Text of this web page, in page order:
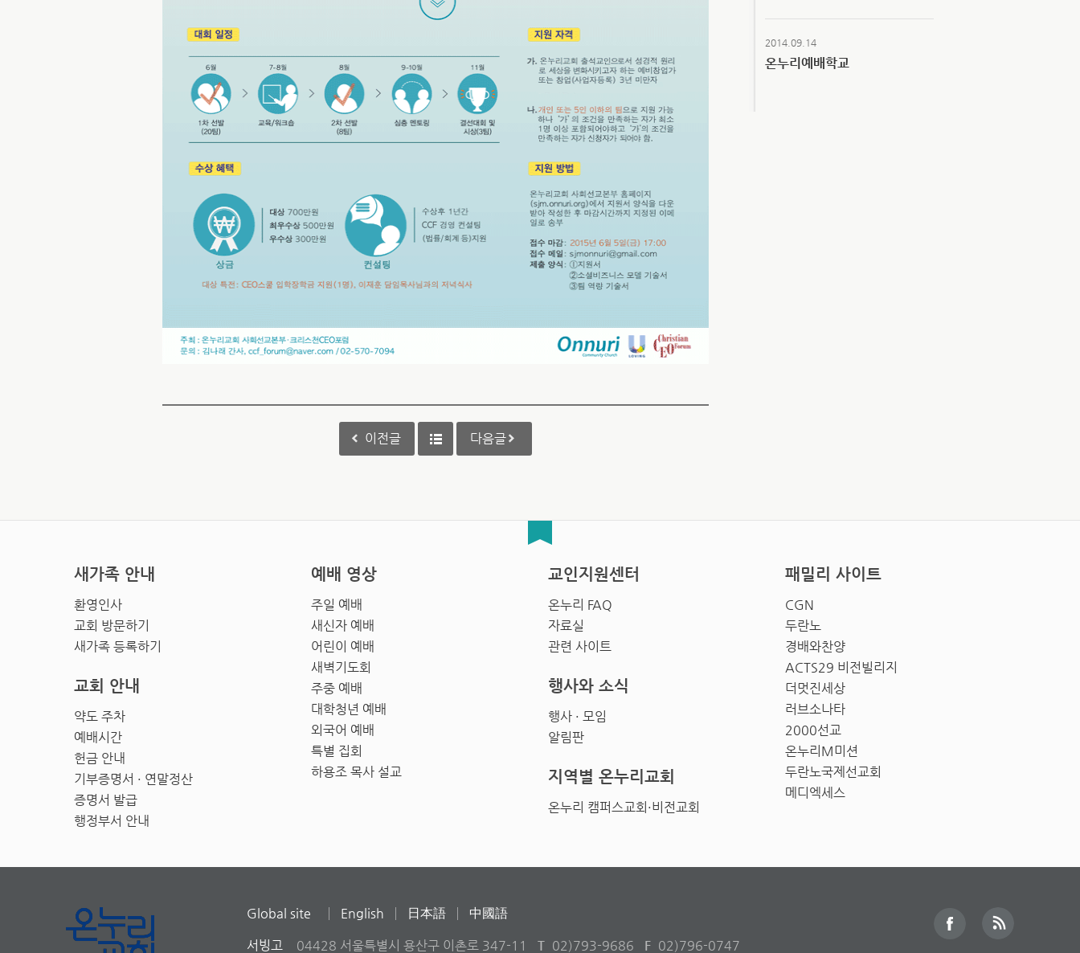
이전글 다음글
2014.09.14
온누리예배학교
새가족 안내
환영인사
교회 방문하기
새가족 등록하기
예배 영상
주일 예배
새신자 예배
어린이 예배
새벽기도회
주중 예배
대학청년 예배
외국어 예배
특별 집회
하용조 목사 설교
교인지원센터
온누리 FAQ
자료실
관련 사이트
패밀리 사이트
CGN
두란노
경배와찬양
ACTS29 비전빌리지
더멋진세상
러브소나타
2000선교
온누리M미션
두란노국제선교회
메디엑세스
교회 안내
약도 주차
예배시간
헌금 안내
기부증명서 · 연말정산
증명서 발급
행정부서 안내
행사와 소식
행사 · 모임
알림판
지역별 온누리교회
온누리 캠퍼스교회·비전교회
Global site English 日本語 中國語
서빙고 04428 서울특별시 용산구 이촌로 347-11 T 02)793-9686 F 02)796-0747